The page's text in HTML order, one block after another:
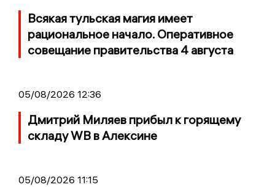
Всякая тульская магия имеет
рациональное начало. Оперативное
совещание правительства 4 августа
05/08/2026 12:36
Дмитрий Миляев прибыл к горящему
складу WB в Алексине
05/08/2026 11:15